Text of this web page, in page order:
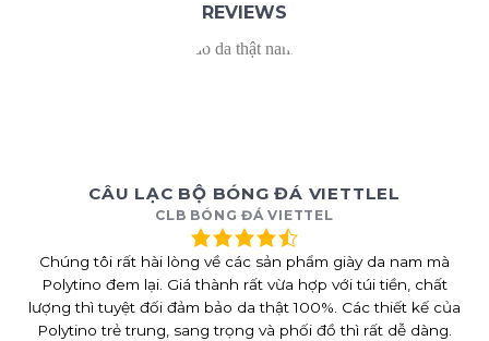
REVIEWS
CÂU LẠC BỘ BÓNG ĐÁ VIETTLEL
CLB BÓNG ĐÁ VIETTEL
Chúng tôi rất hài lòng về các sản phẩm giày da nam mà
Polytino đem lại. Giá thành rất vừa hợp với túi tiền, chất
lượng thì tuyệt đối đảm bảo da thật 100%. Các thiết kế của
Polytino trẻ trung, sang trọng và phối đồ thì rất dễ dàng.